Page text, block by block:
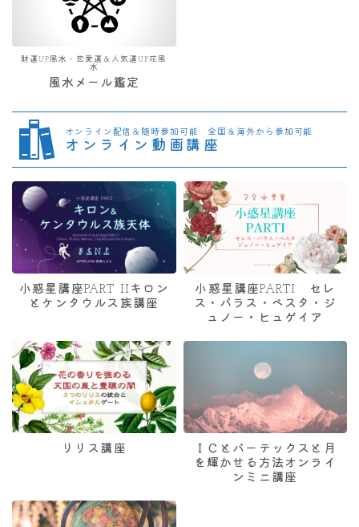
財運UP風水・恋愛運＆人気運UP花風
水
風水メール鑑定
オンライン配信＆随時参加可能 全国＆海外から参加可能
オンライン動画講座
小惑星講座PART IIキロン
とケンタウルス族講座
小惑星講座PARTI セレ
ス・パラス・ベスタ・ジ
ュノー・ヒュゲイア
リリス講座
ＩＣとバーテックスと月
を輝かせる方法オンライ
ンミニ講座